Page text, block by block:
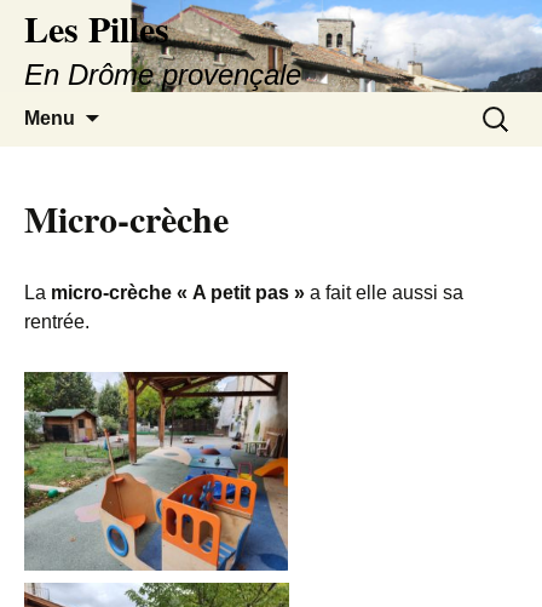
Les Pilles
En Drôme provençale
Menu
Micro-crèche
La micro-crèche « A petit pas » a fait elle aussi sa
rentrée.